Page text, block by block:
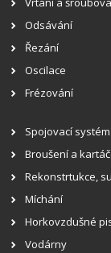
Odsávání
Řezání
Oscilace
Frézování
Spojovací systém
Broušení a
Rekonstrtukce,
Míchání
Horkovzdušné
Vodárny